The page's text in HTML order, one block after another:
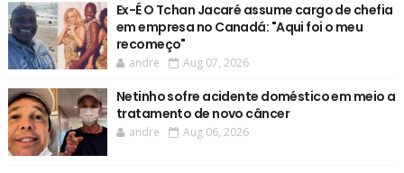
Ex-É O Tchan Jacaré assume cargo de chefia
em empresa no Canadá: "Aqui foi o meu
recomeço"
andre Aug 07, 2026
Netinho sofre acidente doméstico em meio a
tratamento de novo câncer
andre Aug 06, 2026